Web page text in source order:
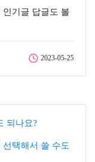
기글 답글도 볼
2023-05-25
되나요?
택해서 쓸 수도